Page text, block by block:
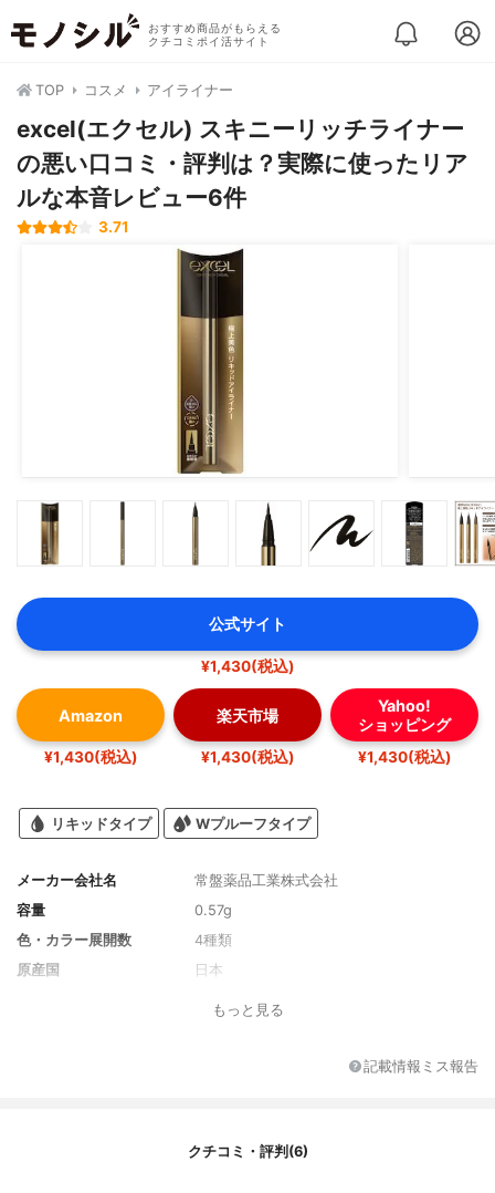
おすすめ商品がもらえる
クチコミポイ活サイト
TOP コスメ アイライナー
excel(エクセル) スキニーリッチライナー
の悪い口コミ・評判は？実際に使ったリア
ルな本音レビュー6件
3.71
公式サイト
¥1,430(税込)
Amazon
¥1,430(税込)
楽天市場
¥1,430(税込)
Yahoo!
ショッピング
¥1,430(税込)
リキッドタイプ Wプルーフタイプ
メーカー会社名
常盤薬品工業株式会社
容量
0.57g
色・カラー展開数
4種類
原産国
日本
もっと見る
記載情報ミス報告
クチコミ・評判(6)